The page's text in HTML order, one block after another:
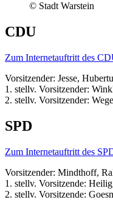
© Stadt Warstein
CDU
Zum Internetauftritt des
Vorsitzender: Jesse,
1. stellv. Vorsitzender:
2. stellv. Vorsitzender:
SPD
Zum Internetauftritt des
Vorsitzender: Mindthoff,
1. stellv. Vorsitzende:
2. stellv. Vorsitzende: